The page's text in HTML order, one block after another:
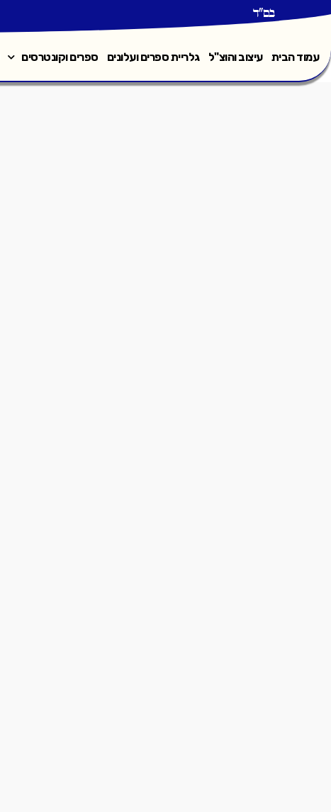
בס"ד
עמוד הבית עיצוב והוצ"ל גלריית ספרים ועלונים ספרים וקונטרסים